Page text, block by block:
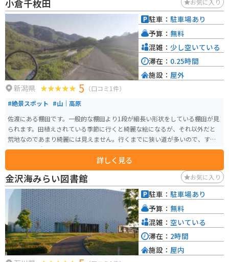
小倉千枚田 お気に入り
新潟県 5 （口コミ1件）
#絶景スポット #山｜高原
佐渡にある棚田です。一般的な棚田より1段が細長い形状をしている棚田が見
られます。田植えされている季節に行くと綺麗な絵になるが、それ以外だと
荒地なのであまり綺麗には見えません。行くまでに狭い道が多いので、すれ
違いには注意が必要です。途中にある小倉ダムも景色がいいので合わせてい
詳しく見る
駐車： 駐車場あり
予算： 無料
混雑： 少し空いている
滞在： 0.25時間
施設： 屋外
金沢海みらい図書館 お気に入り
駐車： 駐車場あり
予算： 無料
混雑： 空いている
滞在： 2時間
施設： 屋内